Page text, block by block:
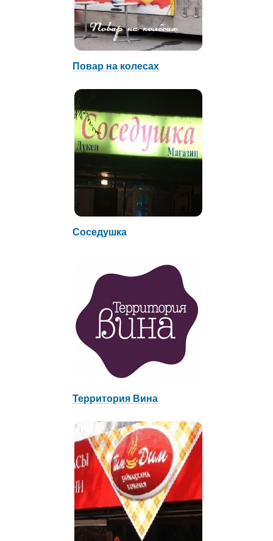
Повар на колесах
Соседушка
Территория Вина